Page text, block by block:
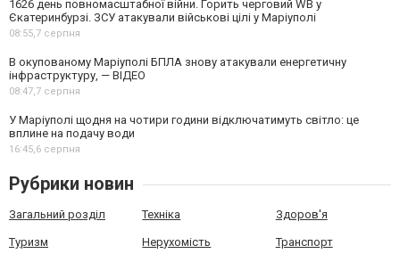
1626 день повномасштабної війни. Горить черговий WB у
Єкатеринбурзі. ЗСУ атакували військові цілі у Маріуполі
08:55,7 серпня
В окупованому Маріуполі БПЛА знову атакували енергетичну
інфраструктуру, — ВІДЕО
08:47,7 серпня
У Маріуполі щодня на чотири години відключатимуть світло: це
вплине на подачу води
16:45,6 серпня
Рубрики новин
Загальний розділ Техніка Здоров'я
Туризм Нерухомість Транспорт